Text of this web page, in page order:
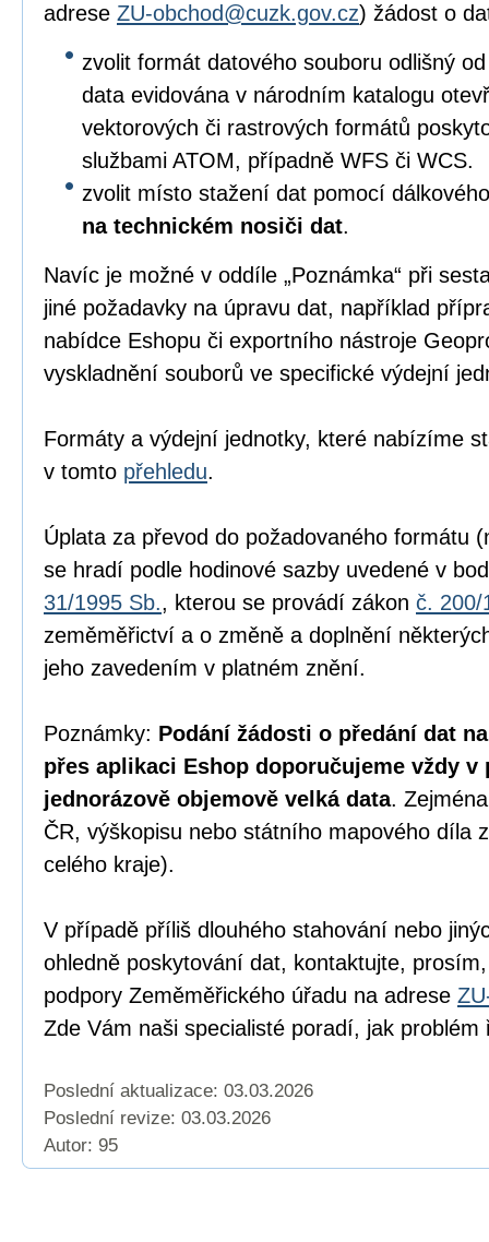
adrese ZU-obchod@cuzk.gov.cz) žádost o
zvolit formát datového souboru odlišný
data evidována v národním katalogu
vektorových či rastrových formátů
službami ATOM, případně WFS či WCS.
zvolit místo stažení dat pomocí
na technickém nosiči dat.
Navíc je možné v oddíle „Poznámka“ při
jiné požadavky na úpravu dat, například
nabídce Eshopu či exportního nástroje
vyskladnění souborů ve specifické výdejní
Formáty a výdejní jednotky, které nabízíme
v tomto přehledu.
Úplata za převod do požadovaného formátu
se hradí podle hodinové sazby uvedené v
31/1995 Sb., kterou se provádí zákon č. 200/
zeměměřictví a o změně a doplnění
jeho zavedením v platném znění.
Poznámky: Podání žádosti o předání dat
přes aplikaci Eshop doporučujeme vždy
jednorázově objemově velká data.
ČR, výškopisu nebo státního mapového díla
celého kraje).
V případě příliš dlouhého stahování nebo
ohledně poskytování dat, kontaktujte,
podpory Zeměměřického úřadu na adrese
Zde Vám naši specialisté poradí, jak problém
Poslední aktualizace: 03.03.2026
Poslední revize: 03.03.2026
Autor: 95